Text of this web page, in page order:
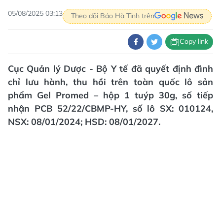
05/08/2025 03:13 Theo dõi Báo Hà Tĩnh trên
Copy link
Cục Quản lý Dược - Bộ Y tế đã quyết định đình
chỉ lưu hành, thu hồi trên toàn quốc lô sản
phẩm Gel Promed – hộp 1 tuýp 30g, số tiếp
nhận PCB 52/22/CBMP-HY, số lô SX: 010124,
NSX: 08/01/2024; HSD: 08/01/2027.